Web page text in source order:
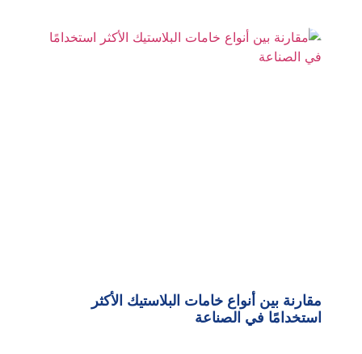
مقارنة بين أنواع خامات البلاستيك الأكثر
استخدامًا في الصناعة